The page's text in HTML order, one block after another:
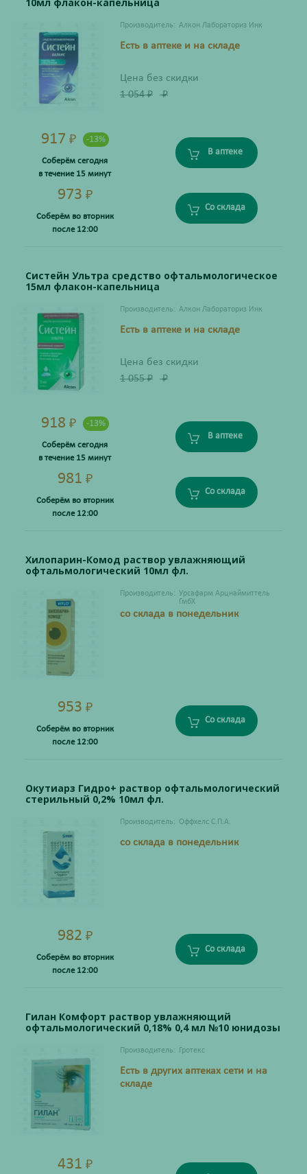
Производитель: Алкон Лабораториз Инк
Есть в аптеке и на складе
Цена без скидки
1 054₽ ₽
917 ₽ -13%
Соберём сегодня
в течение 15 минут
В аптеке
973 ₽
Соберём во вторник
после 12:00
Со склада
Систейн Ультра средство офтальмологическое
15мл флакон-капельница
Производитель: Алкон Лабораториз Инк
Есть в аптеке и на складе
Цена без скидки
1 055₽ ₽
918 ₽ -13%
Соберём сегодня
в течение 15 минут
В аптеке
981 ₽
Соберём во вторник
после 12:00
Со склада
Хилопарин-Комод раствор увлажняющий
офтальмологический 10мл фл.
Производитель: Урсафарм Арцнаймиттель
ГмбХ
со склада в понедельник
953 ₽
Соберём во вторник
после 12:00
Со склада
Окутиарз Гидро+ раствор офтальмологический
стерильный 0,2% 10мл фл.
Производитель: Оффхелс С.П.А.
со склада в понедельник
982 ₽
Соберём во вторник
после 12:00
Со склада
Гилан Комфорт раствор увлажняющий
офтальмологический 0,18% 0,4 мл №10 юнидозы
Производитель: Гротекс
Есть в других аптеках сети и на
складе
431 ₽